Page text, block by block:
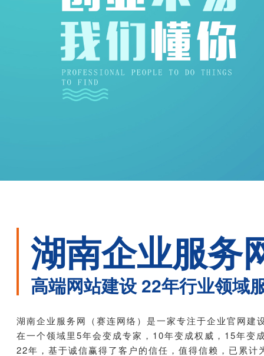
湖南企业服务
高端网站建设 22年行业领域
湖南企业服务网（赛连网络）是一家专注于企业官网建
在一个领域里5年会变成专家，10年变成权威，15年变
22年，基于诚信赢得了客户的信任，值得信赖，已累计